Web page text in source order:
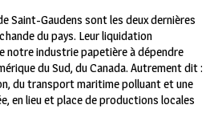
Saint-Gaudens sont les deux dernières
du pays. Leur liquidation
notre industrie papetière à dépendre
du Sud, du Canada. Autrement dit :
du transport maritime polluant et une
en lieu et place de productions locales